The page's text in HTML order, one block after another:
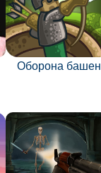
Оборона башен